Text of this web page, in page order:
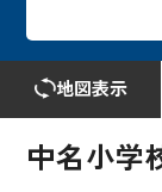
地図表示
中名小学